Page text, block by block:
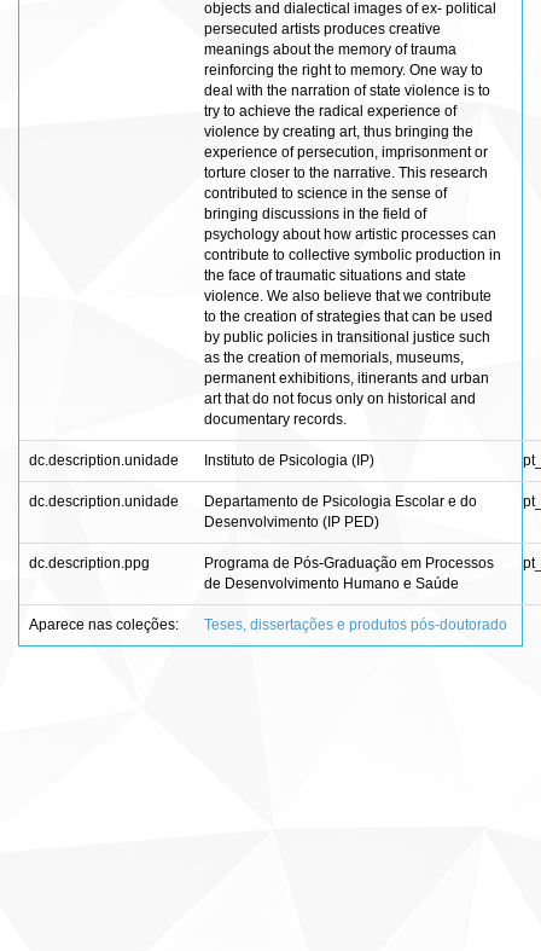
objects and dialectical images of ex- political
persecuted artists produces creative
meanings about the memory of trauma
reinforcing the right to memory. One way to
deal with the narration of state violence is to
try to achieve the radical experience of
violence by creating art, thus bringing the
experience of persecution, imprisonment or
torture closer to the narrative. This research
contributed to science in the sense of
bringing discussions in the field of
psychology about how artistic processes can
contribute to collective symbolic production in
the face of traumatic situations and state
violence. We also believe that we contribute
to the creation of strategies that can be used
by public policies in transitional justice such
as the creation of memorials, museums,
permanent exhibitions, itinerants and urban
art that do not focus only on historical and
documentary records.
dc.description.unidade Instituto de Psicologia (IP)
dc.description.unidade
Departamento de Psicologia Escolar e do
Desenvolvimento (IP PED)
dc.description.ppg
Programa de Pós-Graduação em Processos
de Desenvolvimento Humano e Saúde
Aparece nas coleções: Teses, dissertações e produtos pós-doutorado